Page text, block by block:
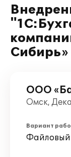
Сибирь»
ООО
Омск,
Вариант
Файловый